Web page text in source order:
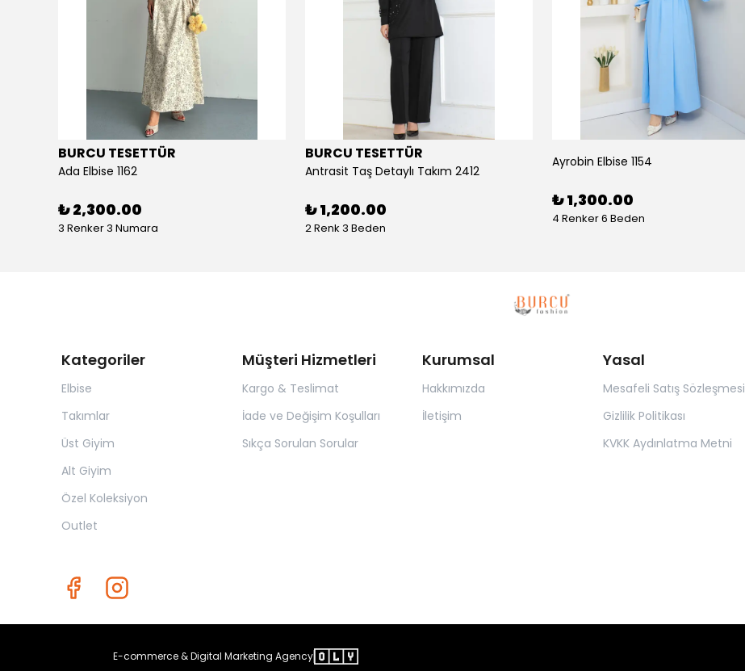
BURCU TESETTÜR
Ada Elbise 1162
₺ 2,300.00
3 Renker 3 Numara
BURCU TESETTÜR
Antrasit Taş Detaylı Takım 2412
₺ 1,200.00
2 Renk 3 Beden
Ayrobin Elbise 1154
₺ 1,300.00
4 Renker 6 Beden
Kategoriler
Elbise
Takımlar
Üst Giyim
Alt Giyim
Özel Koleksiyon
Outlet
Müşteri Hizmetleri
Kargo & Teslimat
İade ve Değişim Koşulları
Sıkça Sorulan Sorular
Kurumsal
Hakkımızda
İletişim
Yasal
Mesafeli Satış Sözleşmesi
Gizlilik Politikası
KVKK Aydınlatma Metni
E-commerce & Digital Marketing Agency